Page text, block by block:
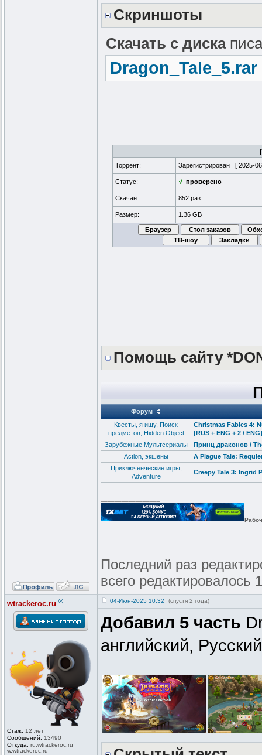
Скриншоты
Скачать с диска
Dragon_Tale_5.rar
Торрент:
Зарегистрирован [ 2025-
Статус: √ проверено
Скачан: 852 раз
Размер: 1.36 GB
Помощь сайту
Форум
Квесты, я ищу, Поиск
предметов, Hidden Object
Christmas Fables 4:
[RUS + ENG + 2 /
Зарубежные Мультсериалы
Принц драконов /
Action, экшены
A Plague Tale:
Приключенческие игры,
Adventure
Creepy Tale 3: Ingrid
Последний раз
всего редактировалось
wtrackeroc.ru ®
Стаж: 12 лет
Сообщений: 13490
Откуда: ru.wtrackeroc.ru
w.wtrackeroc .ru
04-Июн-2025 10:32 (спустя 2 года)
Добавил 5 часть
английский,